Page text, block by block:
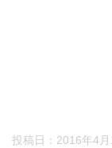
投稿日： 2016年4月